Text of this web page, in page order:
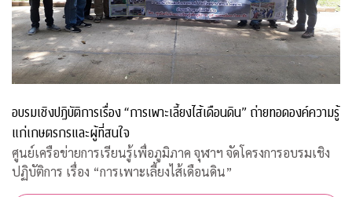
อบรมเชิงปฏิบัติการเรื่อง “การเพาะเลี้ยงไส้เดือนดิน” ถ่ายทอดองค์ความรู้
แก่เกษตรกรและผู้ที่สนใจ
ศูนย์เครือข่ายการเรียนรู้เพื่อภูมิภาค จุฬาฯ จัดโครงการอบรมเชิง
ปฏิบัติการ เรื่อง “การเพาะเลี้ยงไส้เดือนดิน”